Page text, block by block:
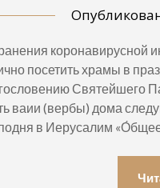
коронавирусной
посетить храмы в
Святейшего
ваии (вербы) дома
в Иерусалим